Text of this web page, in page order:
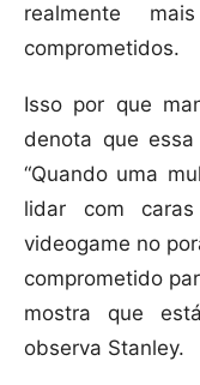
realmente
comprometidos.
Isso por que
denota que
“Quando uma
lidar com
videogame no
comprometido
mostra que
observa Stanley.